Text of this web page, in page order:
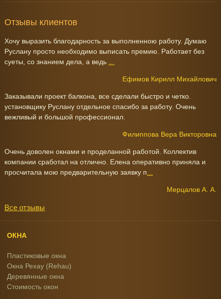
Отзывы клиентов
Хочу выразить благодарность за выполненною работу. Думаю
Руслану просто необходимо выписать премию. Работает без
суеты, со знанием дела, а ведь
Ефимов Кирилл Михайлович
Заказывали проект балкона, все сделали быстро и четко.
установщику Руслану отдельное спасибо за работу. Очень
вежливый и большой профессионал.
Филиппова Вера Викторовна
Очень доволен окнами и проделанной работой. Коллектив
компании сработал на отлично. Елена оперативно приняла и
просчитала мою предварительную заявку п
Мерцалов А. А.
Все отзывы
ОКНА
Пластиковые окна
Окна Рехау (Rehau)
Деревянные окна
Стоимость окон